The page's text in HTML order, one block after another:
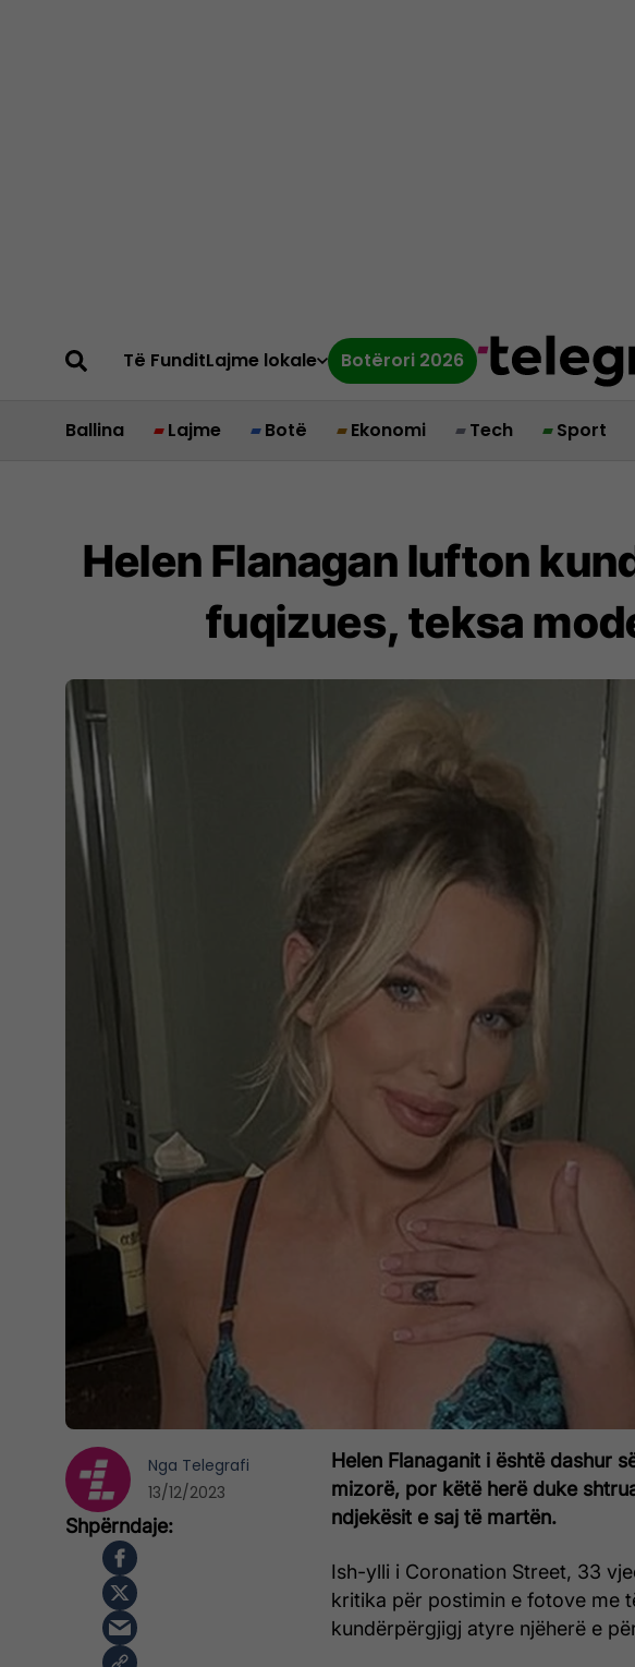
Të FunditLajme lokale Botërori 2026
Ballina Lajme Botë Ekonomi Tech Sport
Helen Flanagan lufton
fuqizues, teksa
Helen Flanaganit i është dashur
mizorë, por këtë herë duke
ndjekësit e saj të martën.
Ish-ylli i Coronation Street, 33
kritika për postimin e fotove me
kundërpërgjigj atyre njëherë e
Nga Telegrafi
13/12/2023